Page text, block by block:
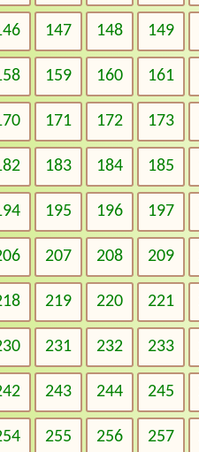
147 148 149
159 160 161
171 172 173
183 184 185
195 196 197
207 208 209
219 220 221
231 232 233
243 244 245
255 256 257